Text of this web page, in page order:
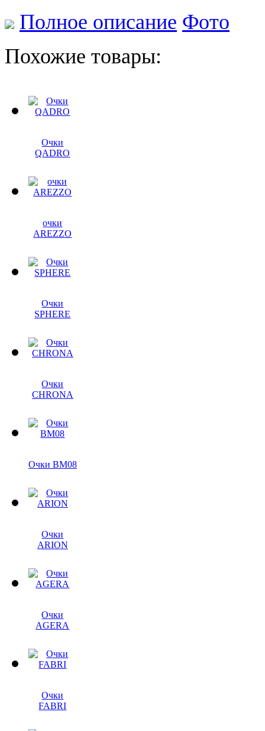
Полное описание Фото
Похожие товары:
Очки
QADRO
очки
AREZZO
Очки
SPHERE
Очки
CHRONA
Очки BM08
Очки
ARION
Очки
AGERA
Очки
FABRI